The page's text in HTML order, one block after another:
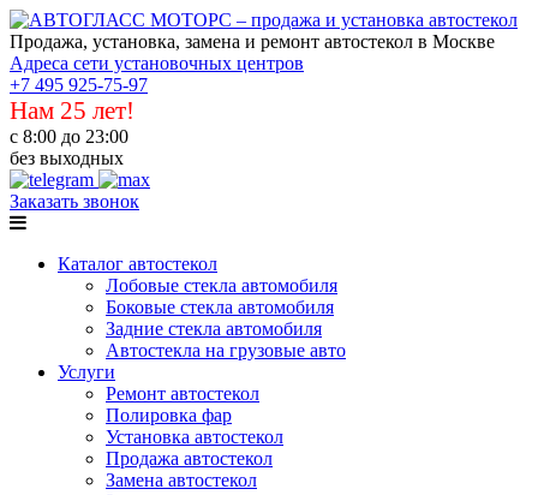
Продажа, установка, замена и ремонт автостекол в Москве
Адреса сети установочных центров
+7 495 925-75-97
Нам 25 лет!
с 8:00 до 23:00
без выходных
Заказать звонок
Каталог автостекол
Лобовые стекла автомобиля
Боковые стекла автомобиля
Задние стекла автомобиля
Автостекла на грузовые авто
Услуги
Ремонт автостекол
Полировка фар
Установка автостекол
Продажа автостекол
Замена автостекол